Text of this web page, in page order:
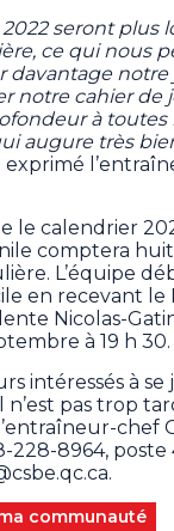
2022 seront plus
ce qui nous
davantage notre
notre cahier de
à toutes
augure très
exprimé
le calendrier
comptera
L’équipe
en recevant le
Nicolas-
à 19 h 30.
intéressés à se
n’est pas trop
chef
228-8964, poste
communauté